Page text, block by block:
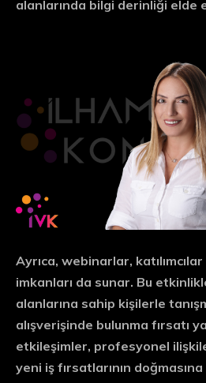
alanlarında bilgi derinliği elde
Ayrıca, webinarlar,
imkanları da sunar. Bu
alanlarına sahip kişilerle
alışverişinde bulunma fırsatı
etkileşimler, profesyonel
yeni iş fırsatlarının